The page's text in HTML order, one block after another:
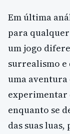
Em última
para
um jogo
surrealismo e
uma
experimentar
enquanto se
das suas